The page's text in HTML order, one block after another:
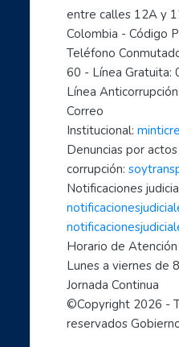
entre calles 12A y
Colombia - Código
Teléfono
60 - Línea
Línea
Correo
Institucional:
Denuncias por
corrupción:
Notificaciones
Horario de Atención
Lunes a viernes de
Jornada Continua
©Copyright 2026 -
reservados